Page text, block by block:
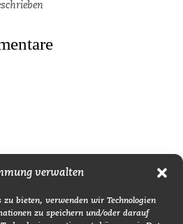
verwalten
bieten, verwenden wir Technologien
zu speichern und/oder darauf